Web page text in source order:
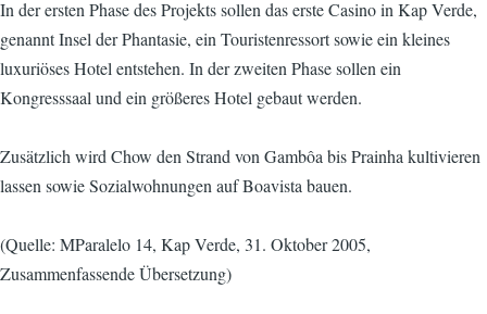
In der ersten Phase des Projekts sollen das erste Casino in Kap Verde,
genannt Insel der Phantasie, ein Touristenressort sowie ein kleines
luxuriöses Hotel entstehen. In der zweiten Phase sollen ein
Kongresssaal und ein größeres Hotel gebaut werden.
Zusätzlich wird Chow den Strand von Gambôa bis Prainha kultivieren
lassen sowie Sozialwohnungen auf Boavista bauen.
(Quelle: MParalelo 14, Kap Verde, 31. Oktober 2005,
Zusammenfassende Übersetzung)